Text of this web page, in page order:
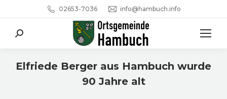
02653-7036 info@hambuch.info
Search:
Elfriede Berger aus Hambuch wurde
90 Jahre alt